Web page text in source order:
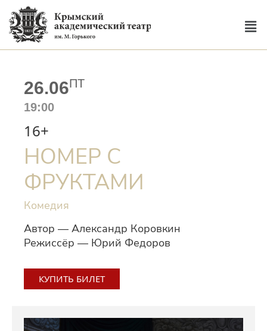
26.06ПТ
19:00
16+
КУПИТЬ БИЛЕТ
Автор — Александр Коровкин
Режиссёр — Юрий Федоров
НОМЕР С
ФРУКТАМИ
Комедия